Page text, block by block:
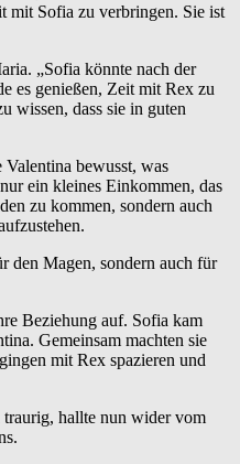
mit Sofia zu verbringen. Sie ist
„Sofia könnte nach der
es genießen, Zeit mit Rex zu
wissen, dass sie in guten
Valentina bewusst, was
ein kleines Einkommen, das
zu kommen, sondern auch
den Magen, sondern auch für
Beziehung auf. Sofia kam
Gemeinsam machten sie
mit Rex spazieren und
hallte nun wider vom